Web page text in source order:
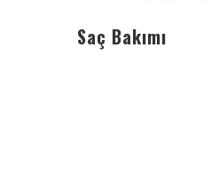
Saç Bakımı